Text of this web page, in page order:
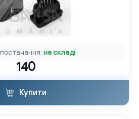
постачання:на складі
140
Купити